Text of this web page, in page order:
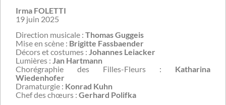
Irma FOLETTI
19 juin 2025
Direction musicale : Thomas Guggeis
Mise en scène : Brigitte Fassbaender
Décors et costumes : Johannes Leiacker
Lumières : Jan Hartmann
Chorégraphie des Filles-Fleurs : Katharina
Wiedenhofer
Dramaturgie : Konrad Kuhn
Chef des chœurs : Gerhard Polifka